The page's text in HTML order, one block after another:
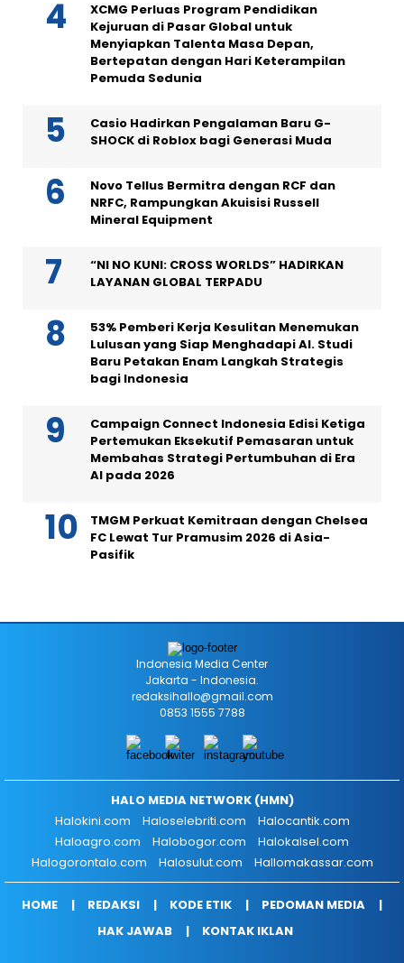
XCMG Perluas Program Pendidikan
Kejuruan di Pasar Global untuk
Menyiapkan Talenta Masa Depan,
Bertepatan dengan Hari Keterampilan
Pemuda Sedunia
Casio Hadirkan Pengalaman Baru G-
SHOCK di Roblox bagi Generasi Muda
Novo Tellus Bermitra dengan RCF dan
NRFC, Rampungkan Akuisisi Russell
Mineral Equipment
“NI NO KUNI: CROSS WORLDS” HADIRKAN
LAYANAN GLOBAL TERPADU
53% Pemberi Kerja Kesulitan Menemukan
Lulusan yang Siap Menghadapi AI. Studi
Baru Petakan Enam Langkah Strategis
bagi Indonesia
Campaign Connect Indonesia Edisi Ketiga
Pertemukan Eksekutif Pemasaran untuk
Membahas Strategi Pertumbuhan di Era
AI pada 2026
TMGM Perkuat Kemitraan dengan Chelsea
FC Lewat Tur Pramusim 2026 di Asia-
Pasifik
Indonesia Media Center
Jakarta - Indonesia.
redaksihallo@gmail.com
0853 1555 7788
HALO MEDIA NETWORK (HMN)
Halokini.com
Haloselebriti.com
Halocantik.com
Haloagro.com
Halobogor.com
Halokalsel.com
Halogorontalo.com
Halosulut.com Hallomakassar.com
HOME REDAKSI KODE ETIK
PEDOMAN MEDIA
HAK JAWAB
KONTAK IKLAN